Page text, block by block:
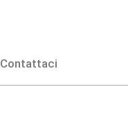
Contattaci